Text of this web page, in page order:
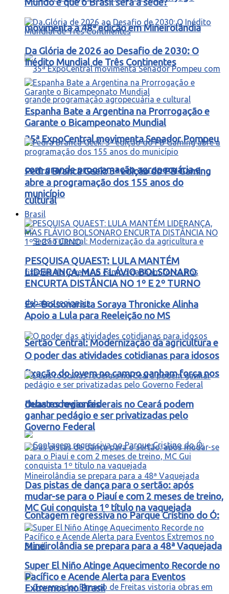
movimenta a 48ª edição em Mineirolândia
35ª ExpoCentral movimenta Senador Pompeu
com grande programação agropecuária e
cultural
Sertão Central: Modernização da agricultura e
fixação do jovem no campo ganham força nos
debates regionais
Contagem regressiva no Parque Cristino do Ó:
Mineirolândia se prepara para a 48ª Vaquejada
Mundo e que o Brasil será a sede?
Da Glória de 2026 ao Desafio de 2030: O
Inédito Mundial de Três Continentes
Espanha Bate a Argentina na Prorrogação e
Garante o Bicampeonato Mundial
Pedra Branca Geek: 3ª edição do PB Gaming
abre a programação dos 155 anos do
município
Brasil
PESQUISA QUAEST: LULA MANTÉM
LIDERANÇA, MAS FLÁVIO BOLSONARO
ENCURTA DISTÂNCIA NO 1º E 2º TURNO
Ex- Bolsonarista Soraya Thronicke Alinha
Apoio a Lula para Reeleição no MS
O poder das atividades cotidianas para idosos
Duas rodovias federais no Ceará podem
ganhar pedágio e ser privatizadas pelo
Governo Federal
Das pistas de dança para o sertão: após
mudar-se para o Piauí e com 2 meses de treino,
MC Gui conquista 1º título na vaquejada
Super El Niño Atinge Aquecimento Recorde no
Pacífico e Acende Alerta para Eventos
Extremos no Brasil